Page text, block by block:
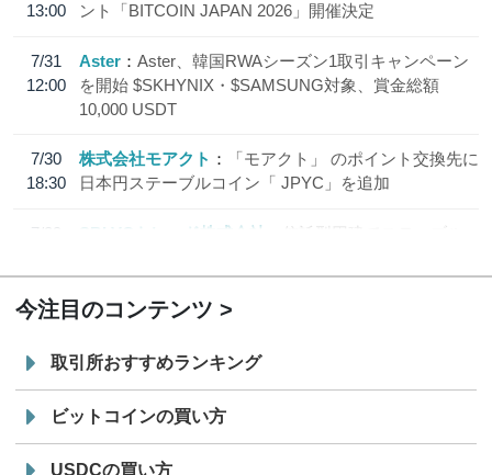
13:00
ント「BITCOIN JAPAN 2026」開催決定
7/31
12:00
Aster
Aster、韓国RWAシーズン1取引キャンペーン
を開始 $SKHYNIX・$SAMSUNG対象、賞金総額
10,000 USDT
7/30
18:30
株式会社モアクト
「モアクト」 のポイント交換先に
日本円ステーブルコイン「 JPYC」を追加
7/29
SBI VCトレード株式会社
信託型円建てステーブル
今注目のコンテンツ
取引所おすすめランキング
ビットコインの買い方
USDCの買い方